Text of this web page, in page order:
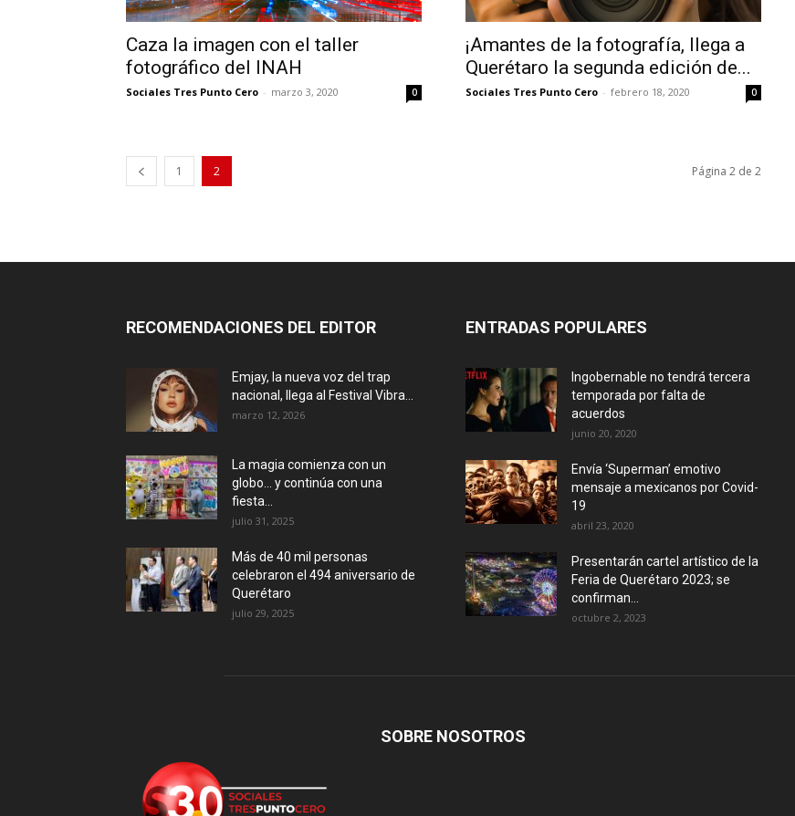
Caza la imagen con el taller
fotográfico del INAH
Sociales Tres Punto Cero - marzo 3, 2020 0
¡Amantes de la fotografía, llega a
Querétaro la segunda edición de...
Sociales Tres Punto Cero - febrero 18, 2020 0
1 2 Página 2 de 2
RECOMENDACIONES DEL EDITOR
Emjay, la nueva voz del trap
nacional, llega al Festival Vibra...
marzo 12, 2026
La magia comienza con un
globo… y continúa con una
fiesta...
julio 31, 2025
Más de 40 mil personas
celebraron el 494 aniversario de
Querétaro
julio 29, 2025
ENTRADAS POPULARES
Ingobernable no tendrá tercera
temporada por falta de
acuerdos
junio 20, 2020
Envía ‘Superman’ emotivo
mensaje a mexicanos por Covid-
19
abril 23, 2020
Presentarán cartel artístico de la
Feria de Querétaro 2023; se
confirman...
octubre 2, 2023
SOBRE NOSOTROS